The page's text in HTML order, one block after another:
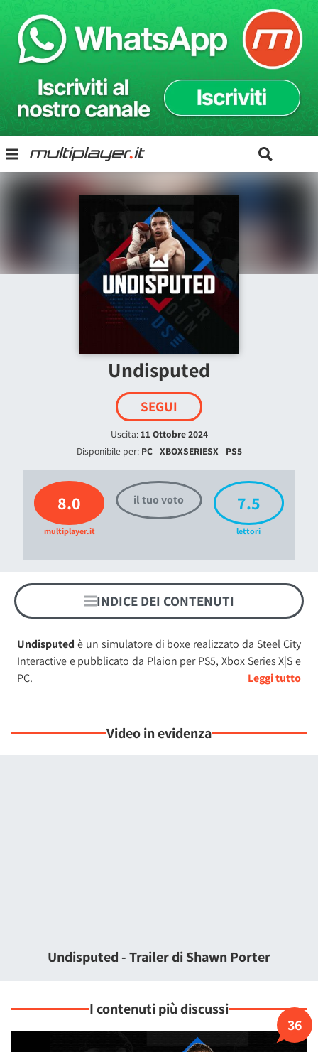
Undisputed
SEGUI
Uscita:11 Ottobre 2024
Disponibile per: PC-XBOXSERIESX- PS5
8.0
multiplayer.it
il tuo voto 7.5
lettori
INDICE DEI CONTENUTI
Undisputed è un simulatore di boxe realizzato da Steel City
Interactive e pubblicato da Plaion per PS5, Xbox Series X|S e
PC.
boxe. Per questo motivo il team di sviluppo ha realizzato
scalata verso i vertici delle competizioni nella modalità
Video in evidenza
Undisputed - Trailer di Shawn Porter
I contenuti più discussi
36